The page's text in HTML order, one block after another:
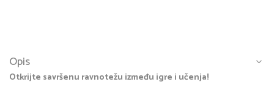
Opis
Otkrijte savršenu ravnotežu između igre i učenja!